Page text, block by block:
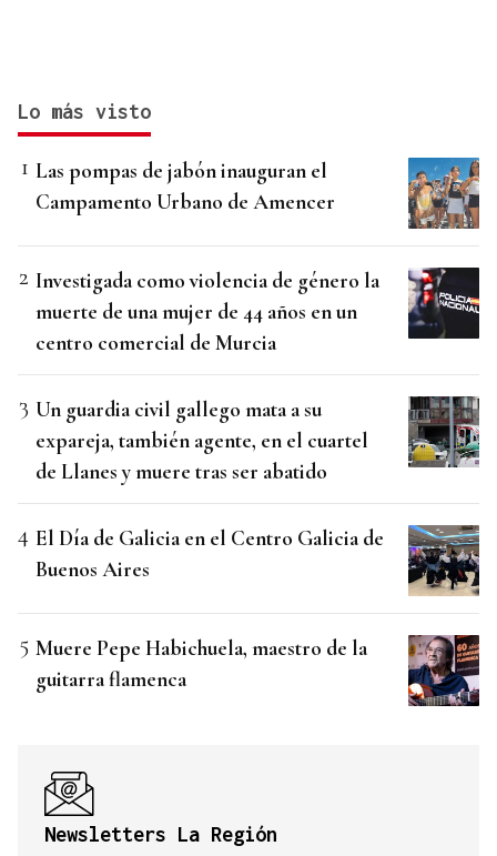
Lo más visto
Las pompas de jabón inauguran el
Campamento Urbano de Amencer
Investigada como violencia de género la
muerte de una mujer de 44 años en un
centro comercial de Murcia
Un guardia civil gallego mata a su
expareja, también agente, en el cuartel
de Llanes y muere tras ser abatido
El Día de Galicia en el Centro Galicia de
Buenos Aires
Muere Pepe Habichuela, maestro de la
guitarra flamenca
Newsletters La Región